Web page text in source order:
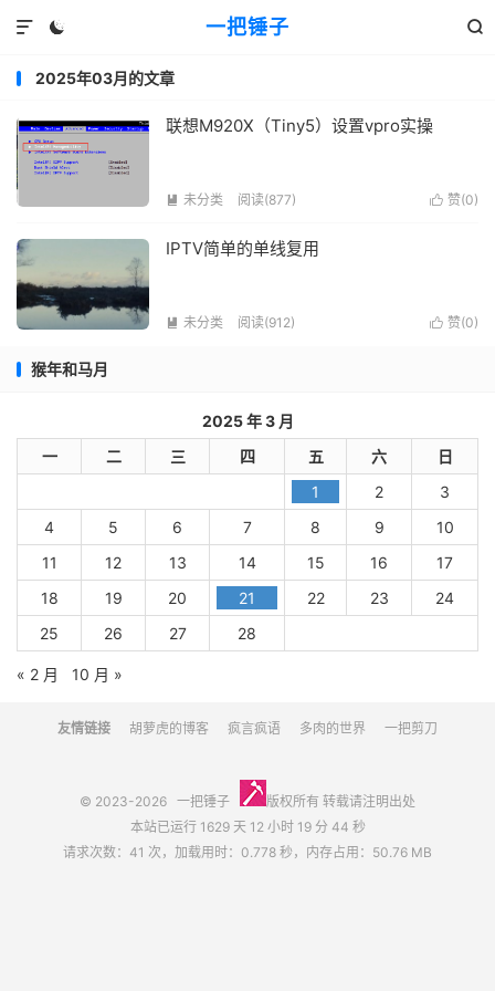
一把锤子 


2025年03月的文章
联想M920X（Tiny5）设置vpro实操
 赞(0)
 未分类 阅读(877)
IPTV简单的单线复用
 赞(0)
 未分类 阅读(912)
猴年和马月
2025 年 3 月
一
二 三 四 五 六
日
1
2
3
4
5 6 7 8 9
10
11
12 13 14 15 16
17
18
19 20 21 22 23
24
25
26 27 28
« 2 月 10 月 »
友情链接 胡萝虎的博客 疯言疯语 多肉的世界 一把剪刀
© 2023-2026 一把锤子
版权所有 转载请注明出处
本站已运行 1629 天 12 小时 19 分 44 秒
请求次数：41 次，加载用时：0.778 秒，内存占用：50.76 MB